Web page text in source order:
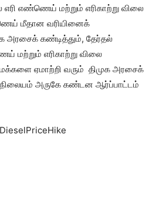
எரி எண்ணெய் மற்றும் எரிகாற்று விலை
மீதான வரியினைக்
அரசைக் கண்டித்தும், தேர்தல்
மற்றும் எரிகாற்று விலை
ஏமாற்றி வரும் திமுக அரசைக்
நிலையம் அருகே கண்டன ஆர்ப்பாட்டம்